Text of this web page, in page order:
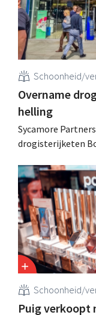
Schoonheid/
Overname
helling
Sycamore
drogisterijketen
de toekomst van
Schoonheid/
Puig verkoopt